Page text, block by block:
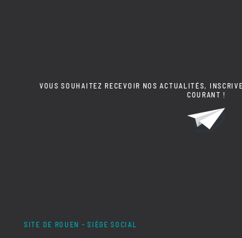
VOUS SOUHAITEZ RECEVOIR NOS ACTUALITÉS,
COURANT !
SITE DE ROUEN - SIÈGE SOCIAL